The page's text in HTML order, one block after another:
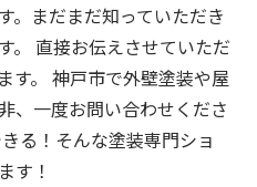
。まだまだ知っていただき
。 直接お伝えさせていただ
す。 神戸市で外壁塗装や屋
、一度お問い合わせくださ
る！そんな塗装専門ショ
す！